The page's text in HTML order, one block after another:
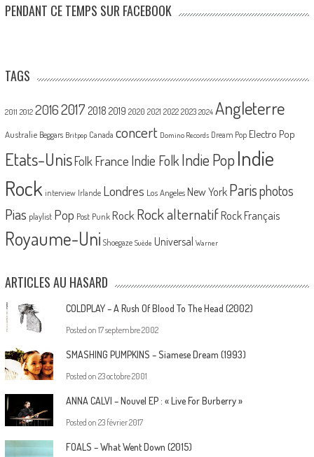
PENDANT CE TEMPS SUR FACEBOOK
TAGS
2011 2012 20162017 2018 2019 2020 2021 2022 2023 2024 Angleterre
Australie Beggars Britpop Canada concert Domino Records Dream Pop Electro Pop
Etats-UnisFolk France Indie Folk Indie PopIndie
Rock interview Irlande Londres Los Angeles New York Parisphotos
Pias playlist Pop Post Punk Rock Rock alternatif Rock Français
Royaume-Uni Shoegaze Suède Universal Warner
ARTICLES AU HASARD
COLDPLAY – A Rush Of Blood To The Head (2002)
Posted on 17 septembre 2002
SMASHING PUMPKINS – Siamese Dream (1993)
Posted on 23 octobre 2001
ANNA CALVI – Nouvel EP : « Live For Burberry »
Posted on 23 février 2017
FOALS – What Went Down (2015)